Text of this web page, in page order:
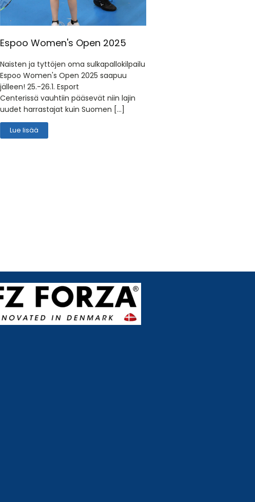
Espoo Women's Open 2025
Naisten ja tyttöjen oma sulkapallokilpailu
Espoo Women's Open 2025 saapuu
jälleen! 25.-26.1. Esport
Centerissä vauhtiin pääsevät niin lajin
uudet harrastajat kuin Suomen […]
Lue lisää